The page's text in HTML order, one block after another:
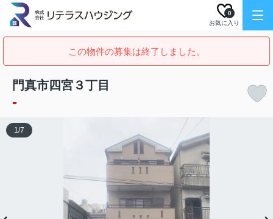
お気に入り
0
この物件の募集は終了しました。
門真市四宮３丁目
-
1/7